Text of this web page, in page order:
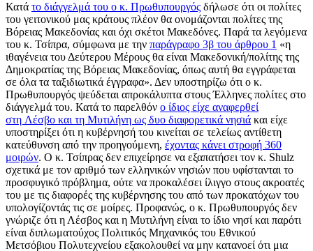
Κατά το διάγγελμά του ο κ. Πρωθυπουργός δήλωσε ότι οι πολίτες
του γειτονικού μας κράτους πλέον θα ονομάζονται πολίτες της
Βόρειας Μακεδονίας και όχι σκέτοι Μακεδόνες. Παρά τα λεγόμενα
του κ. Τσίπρα, σύμφωνα με την παράγραφο 3β του άρθρου 1 «η
ιθαγένεια του Δεύτερου Μέρους θα είναι Μακεδονική/πολίτης της
Δημοκρατίας της Βόρειας Μακεδονίας, όπως αυτή θα εγγράφεται
σε όλα τα ταξιδιωτικά έγγραφα». Δεν υποστηρίζω ότι ο κ.
Πρωθυπουργός ψεύδεται απροκάλυπτα στους Έλληνες πολίτες στο
διάγγελμά του. Κατά το παρελθόν ο ίδιος είχε αναφερθεί
στη Λέσβο και τη Μυτιλήνη ως δυο διαφορετικά νησιά και είχε
υποστηρίξει ότι η κυβέρνησή του κινείται σε τελείως αντίθετη
κατεύθυνση από την προηγούμενη, έχοντας κάνει στροφή 360
μοιρών. Ο κ. Τσίπρας δεν επιχείρησε να εξαπατήσει τον κ. Shulz
σχετικά με τον αριθμό των ελληνικών νησιών που υφίστανται το
προσφυγικό πρόβλημα, ούτε να προκαλέσει ίλιγγο στους ακροατές
του με τις διαφορές της κυβέρνησης του από των προκατόχων του
υπολογίζοντάς τις σε μοίρες. Προφανώς, ο κ. Πρωθυπουργός δεν
γνώριζε ότι η Λέσβος και η Μυτιλήνη είναι το ίδιο νησί και παρότι
είναι διπλωματούχος Πολιτικός Μηχανικός του Εθνικού
Μετσόβιου Πολυτεχνείου εξακολουθεί να μην κατανοεί ότι μια